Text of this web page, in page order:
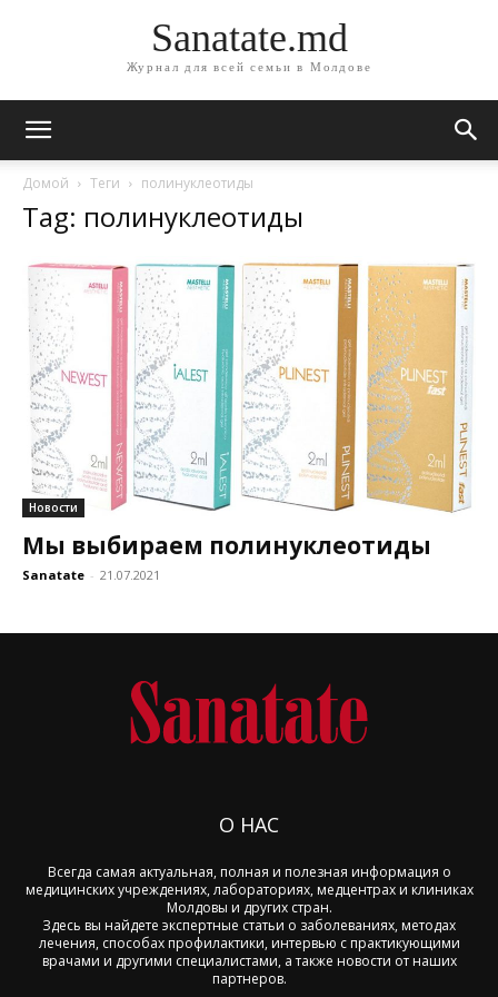
Sanatate.md
Журнал для всей семьи в Молдове
Домой Теги полинуклеотиды
Tag: полинуклеотиды
Новости
Мы выбираем полинуклеотиды
Sanatate - 21.07.2021
О НАС
Всегда самая актуальная, полная и полезная информация о
медицинских учреждениях, лабораториях, медцентрах и клиниках
Молдовы и других стран.
Здесь вы найдете экспертные статьи о заболеваниях, методах
лечения, способах профилактики, интервью с практикующими
врачами и другими специалистами, а также новости от наших
партнеров.